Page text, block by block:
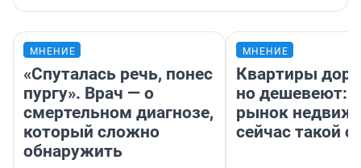
МНЕНИЕ
«Спуталась речь, понес
пургу». Врач — о
смертельном диагнозе,
который сложно
обнаружить
МНЕНИЕ
Квартиры
но дешевеют:
рынок
сейчас такой